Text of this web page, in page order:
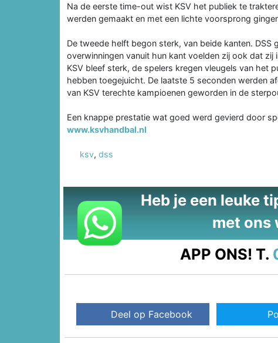
Na de eerste time-out wist KSV het publiek te
werden gemaakt en met een lichte voorsprong
De tweede helft begon sterk, van beide kanten. DSS
overwinningen vanuit hun kant voelden zij ook dat
KSV bleef sterk, de spelers kregen vleugels van het
hebben toegejuicht. De laatste 5 seconden werden
van KSV terechte kampioenen geworden in de
Een knappe prestatie wat goed werd gevierd door
www.ksvhandbal.nl
ksv, dss
Heb je een leuke
met ons
APP ONS! T.
Deel op Facebook